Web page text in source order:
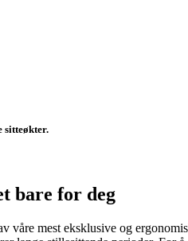
sitteøkter.
bare for deg
våre mest eksklusive og